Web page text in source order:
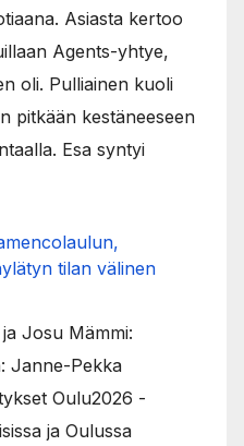
Asiasta kertoo
Agents-yhtye,
oli. Pulliainen kuoli
pitkään kestäneeseen
Esa syntyi
tilan välinen
Josu Mämmi:
Janne-Pekka
Oulu2026 -
ja Oulussa